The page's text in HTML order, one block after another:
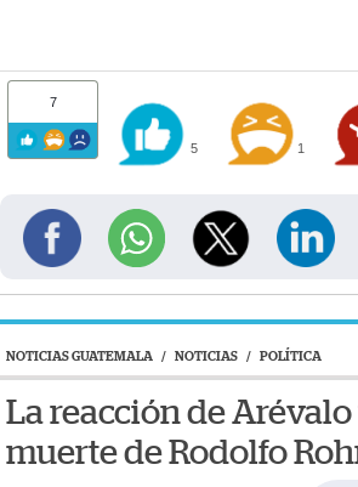
7
5 1
NOTICIAS GUATEMALA / NOTICIAS / POLÍTICA
La reacción de Arévalo
muerte de Rodolfo